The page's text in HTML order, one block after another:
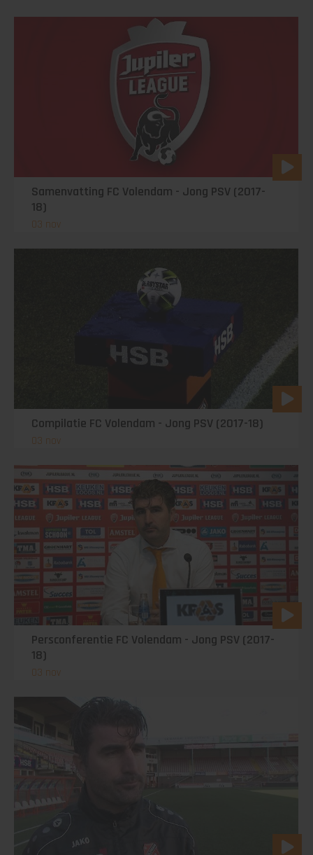
Samenvatting FC Volendam - Jong PSV (2017-
18)
03 nov
Compilatie FC Volendam - Jong PSV (2017-18)
03 nov
Persconferentie FC Volendam - Jong PSV (2017-
18)
03 nov